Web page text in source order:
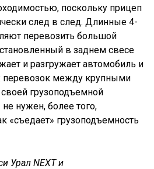
поскольку прицеп
след в след. Длинные 4-
перевозить большой
в заднем свесе
и разгружает автомобиль и
перевозок между крупными
грузоподъемной
нужен, более того,
«съедает» грузоподъемность
Урал NEXT и